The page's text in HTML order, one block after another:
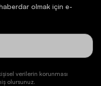
olmak için e-
verilerin korunması
olursunuz.